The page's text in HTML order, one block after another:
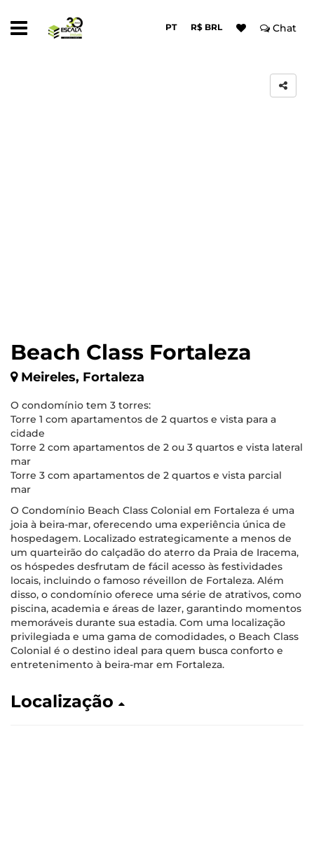
PT R$ BRL Chat
Beach Class Fortaleza
Meireles, Fortaleza
O condomínio tem 3 torres:
Torre 1 com apartamentos de 2 quartos e vista para a
cidade
Torre 2 com apartamentos de 2 ou 3 quartos e vista lateral
mar
Torre 3 com apartamentos de 2 quartos e vista parcial
mar
O Condomínio Beach Class Colonial em Fortaleza é uma
joia à beira-mar, oferecendo uma experiência única de
hospedagem. Localizado estrategicamente a menos de
um quarteirão do calçadão do aterro da Praia de Iracema,
os hóspedes desfrutam de fácil acesso às festividades
locais, incluindo o famoso réveillon de Fortaleza. Além
disso, o condomínio oferece uma série de atrativos, como
piscina, academia e áreas de lazer, garantindo momentos
memoráveis durante sua estadia. Com uma localização
privilegiada e uma gama de comodidades, o Beach Class
Colonial é o destino ideal para quem busca conforto e
entretenimento à beira-mar em Fortaleza.
Localização